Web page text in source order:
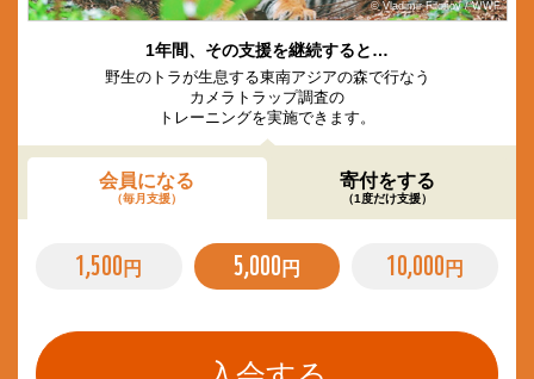
© Vladimir Filonov / WWF
1年間、その支援を継続すると…
野生のトラが生息する東南アジアの森で行なう
カメラトラップ調査の
トレーニングを実施できます。
会員になる
（毎月支援）
寄付をする
（1度だけ支援）
1,500 円 5,000 円 10,000 円